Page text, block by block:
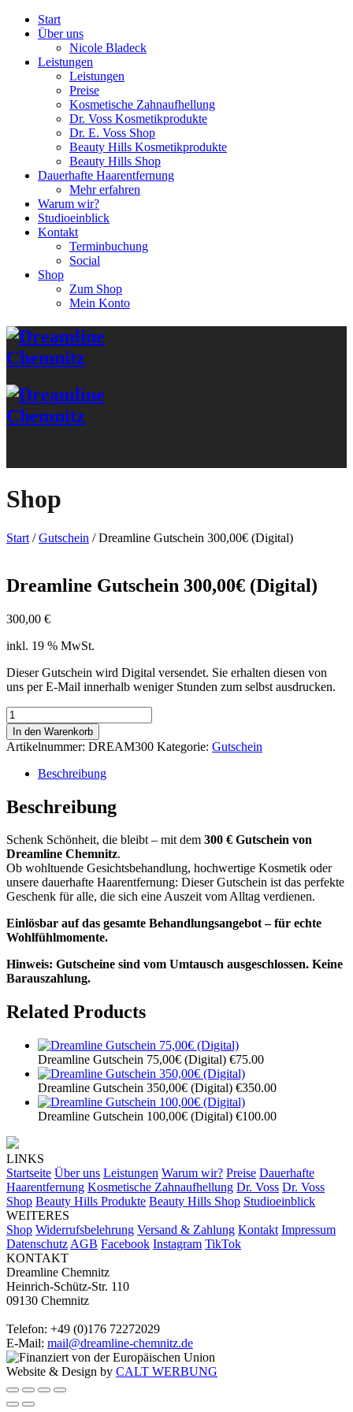
Start
Über uns
Nicole Bladeck
Leistungen
Leistungen
Preise
Kosmetische Zahnaufhellung
Dr. Voss Kosmetikprodukte
Dr. E. Voss Shop
Beauty Hills Kosmetikprodukte
Beauty Hills Shop
Dauerhafte Haarentfernung
Mehr erfahren
Warum wir?
Studioeinblick
Kontakt
Terminbuchung
Social
Shop
Zum Shop
Mein Konto
Shop
Start /Gutschein / Dreamline Gutschein 300,00€ (Digital)
Dreamline Gutschein 300,00€ (Digital)
300,00 €
inkl. 19 % MwSt.
Dieser Gutschein wird Digital versendet. Sie erhalten diesen von
uns per E-Mail innerhalb weniger Stunden zum selbst ausdrucken.
Dreamline
Gutschein
300,00€
(Digital)
Menge
In den Warenkorb
Artikelnummer: DREAM300 Kategorie: Gutschein
Beschreibung
Beschreibung
Schenk Schönheit, die bleibt – mit dem 300 € Gutschein von
Dreamline Chemnitz.
Ob wohltuende Gesichtsbehandlung, hochwertige Kosmetik oder
unsere dauerhafte Haarentfernung: Dieser Gutschein ist das perfekte
Geschenk für alle, die sich eine Auszeit vom Alltag verdienen.
Einlösbar auf das gesamte Behandlungsangebot – für echte
Wohlfühlmomente.
Hinweis: Gutscheine sind vom Umtausch ausgeschlossen. Keine
Barauszahlung.
Related Products
Dreamline Gutschein 75,00€ (Digital) €75.00
Dreamline Gutschein 350,00€ (Digital) €350.00
Dreamline Gutschein 100,00€ (Digital) €100.00
LINKS
Startseite Über uns Leistungen Warum wir? Preise Dauerhafte
Haarentfernung Kosmetische Zahnaufhellung Dr. Voss Dr. Voss
Shop Beauty Hills Produkte Beauty Hills Shop Studioeinblick
WEITERES
Shop Widerrufsbelehrung Versand & Zahlung Kontakt Impressum
Datenschutz AGB Facebook Instagram TikTok
KONTAKT
Dreamline Chemnitz
Heinrich-Schütz-Str. 110
09130 Chemnitz
Telefon: +49 (0)176 72272029
E-Mail: mail@dreamline-chemnitz.de
Website & Design by CALT WERBUNG